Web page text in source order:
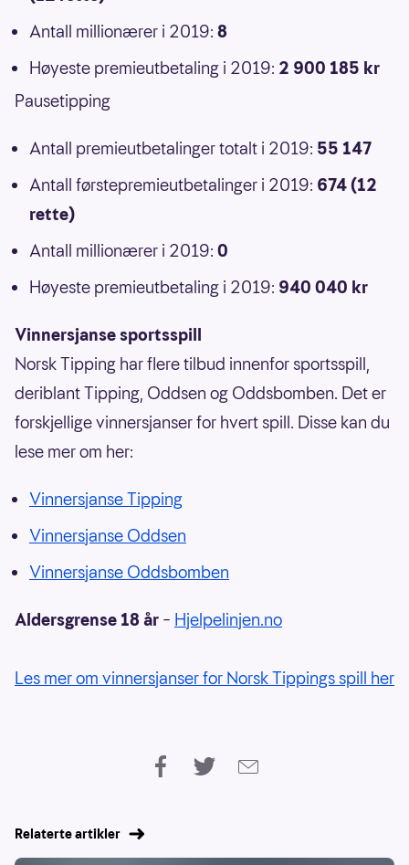
Antall millionærer i 2019: 8
Høyeste premieutbetaling i 2019: 2 900 185 kr
Pausetipping
Antall premieutbetalinger totalt i 2019: 55 147
Antall førstepremieutbetalinger i 2019: 674 (12
rette)
Antall millionærer i 2019: 0
Høyeste premieutbetaling i 2019: 940 040 kr
Vinnersjanse sportsspill
Norsk Tipping har flere tilbud innenfor sportsspill,
deriblant Tipping, Oddsen og Oddsbomben. Det er
forskjellige vinnersjanser for hvert spill. Disse kan du
lese mer om her:
Vinnersjanse Tipping
Vinnersjanse Oddsen
Vinnersjanse Oddsbomben
Aldersgrense 18 år – Hjelpelinjen.no
Les mer om vinnersjanser for Norsk Tippings spill her
Relaterte artikler